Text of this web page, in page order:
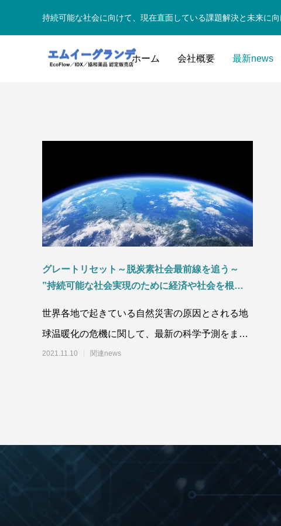
持続可能な社会に向けて、現在直面している課題解決と未来に
ホーム 会社概要 最新news
グレートリセット～脱炭素社会最前線を追う～
”持続可能な社会実現のために経済や社会を根本か
世界各地で起きている自然災害の原因とされる地
球温暖化の危機に関して、最新の科学予測をまと
めた国連の気候変動に関する政府間パネル（ＩＰ
2021.11.10 関連news